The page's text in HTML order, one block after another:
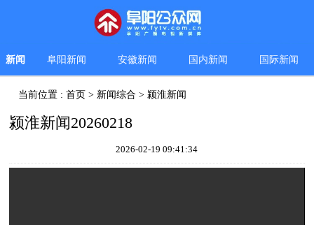
新闻 阜阳新闻 安徽新闻 国内新闻 国际新闻
当前位置 :首页 > 新闻综合 >颍淮新闻
颍淮新闻20260218
2026-02-19 09:41:34